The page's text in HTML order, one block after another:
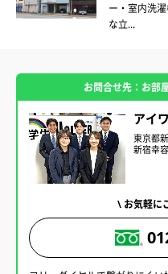
ー・室内洗
な立...
お問合せ先：お部
アイ
東京都
新宿幸
\ お気軽に